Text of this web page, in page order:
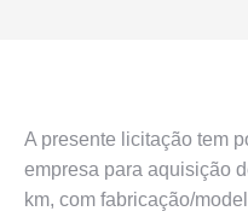
A presente licitação tem
empresa para aquisição
km, com fabricação/